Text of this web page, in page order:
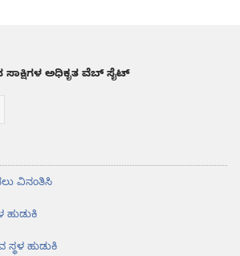
ಅಧಿಕೃತ ವೆಬ್ ಸೈಟ್
ವಿನಂತಿಸಿ
ಹುಡುಕಿ
ಹುಡುಕಿ